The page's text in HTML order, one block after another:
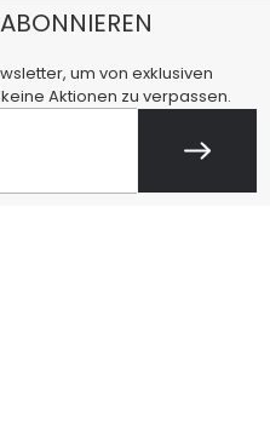
um von exklusiven
Aktionen zu verpassen.